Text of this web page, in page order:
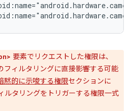
要素でリクエストした権限は、
ィルタリングに直接影響する可能
黙的に示唆する権限セクションに
ルタリングをトリガーする権限一式